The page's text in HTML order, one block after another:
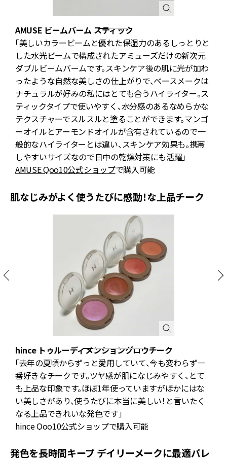
AMUSE ビームバーム スティック
「美しいカラービームと優れた保湿力のあるしっとりと
した水光ビームで構成されたアミューズだけの新次元
ダブルビームバームです。スキンケア後の肌に光が加わ
ったような自然な美しさの仕上がりで、ベースメークは
ナチュラルが好みの私にはとても合うハイライター。ス
ティックタイプで使いやすく、水分感のあるなめらかな
テクスチャーでスルスルと塗ることができます。マンゴ
ーオイルとアーモンドオイルが含有されているので一
般的なハイライターとは違い、スキンケア効果も。携帯
しやすいサイズなので日中の乾燥対策にも活躍」
AMUSE Qoo10公式ショップで購入可能
肌なじみがよく使うたびに感動！な上品チーク
hince トゥルーディメンショングロウチーク
「去年の夏頃からずっと愛用していて、今も変わらず一
番好きなチークです。ツヤ感が肌になじみやすく、とて
も上品な印象です。ほぼ1年使っていますがほかにはな
い美しさがあり、使うたびに本当に美しい！と言いたく
なる上品できれいな発色です」
hince Qoo10公式ショップで購入可能
発色を長時間キープ デイリーメークに最適パレ